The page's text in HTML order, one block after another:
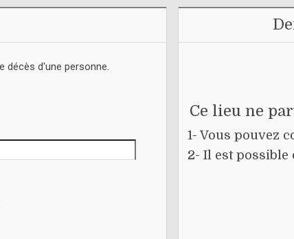
décès d'une personne.
Ce lieu ne
1- Vous pouvez
2- Il est